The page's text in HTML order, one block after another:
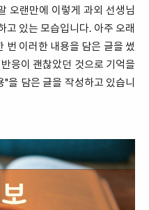
오랜만에 이렇게 과외 선생님
고 있는 모습입니다. 아주 오래
이러한 내용을 담은 글을 썼
응이 괜찮았던 것으로 기억을
을 담은 글을 작성하고 있습니